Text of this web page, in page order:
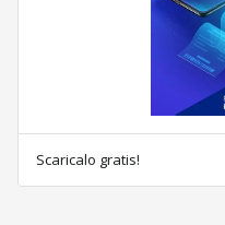
Scaricalo gratis!